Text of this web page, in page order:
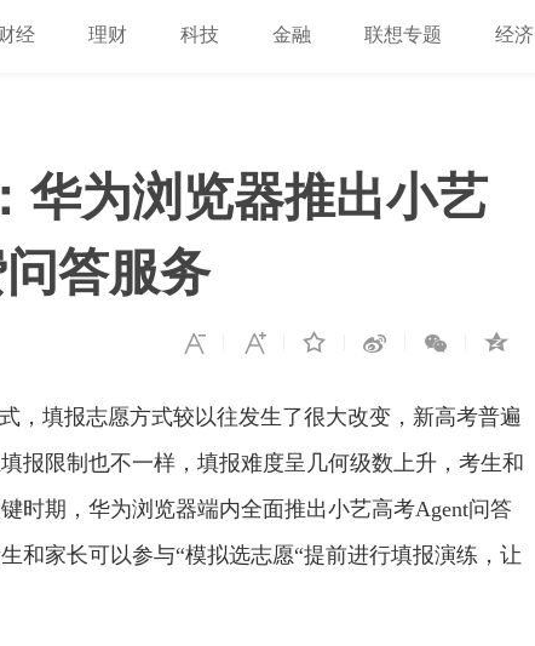
经 理财 科技 金融 联想专题 经济
华为浏览器推出小艺
答服务
，填报志愿方式较以往发生了很大改变，新高考普遍
报限制也不一样，填报难度呈几何级数上升，考生和
时期，华为浏览器端内全面推出小艺高考Agent问答
和家长可以参与“模拟选志愿“提前进行填报演练，让